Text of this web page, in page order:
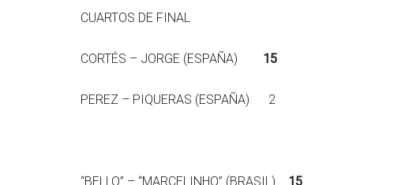
CUARTOS DE FINAL
CORTÉS – JORGE (ESPAÑA) 15
PEREZ – PIQUERAS (ESPAÑA) 2
“BELLO” – “MARCELINHO” (BRASIL) 15